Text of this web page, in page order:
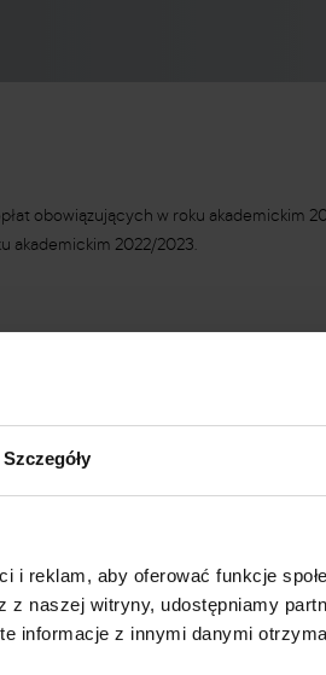
Szczegóły
reklam, aby oferować funkcje
naszej witryny, udostępniamy
informacje z innymi danymi
obowiązujących w roku akademickim
akademickim 2022/2023.